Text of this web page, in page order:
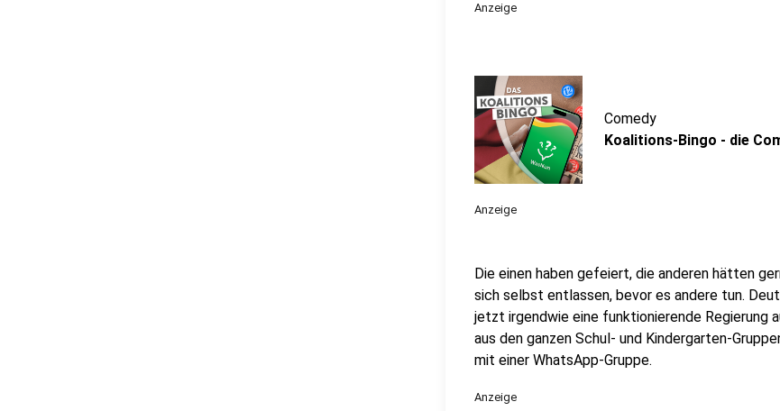
Anzeige
Comedy
Koalitions-Bingo - die
Anzeige
Die einen haben gefeiert, die anderen hätten
sich selbst entlassen, bevor es andere tun.
jetzt irgendwie eine funktionierende Regierung
aus den ganzen Schul- und Kindergarten-
mit einer WhatsApp-Gruppe.
Anzeige